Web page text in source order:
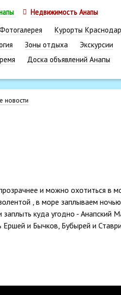
Недвижимость Анапы
Курорты
Зоны отдыха
Экскурсии
Доска объявлений Анапы
новости
и можно охотиться в
, в море заплываем
куда угодно - Анапский
Ершей и Бычков, Бубырей и